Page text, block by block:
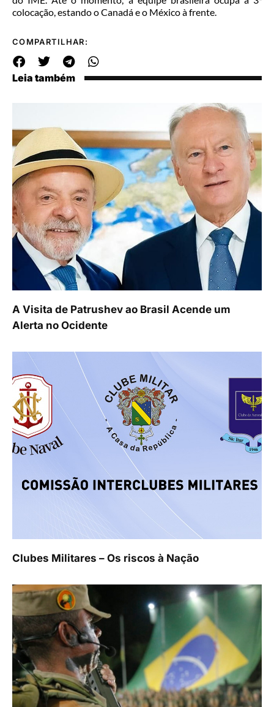
colocação, estando o Canadá e o México à frente.
COMPARTILHAR:
Leia também
A Visita de Patrushev ao Brasil Acende um
Alerta no Ocidente
Clubes Militares – Os riscos à Nação